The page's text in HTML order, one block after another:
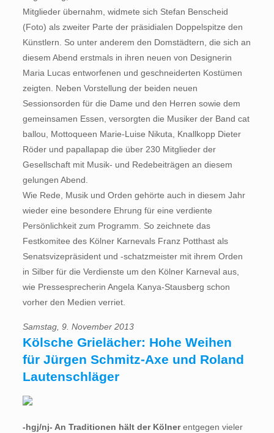
Mitglieder übernahm, widmete sich Stefan Benscheid
(Foto) als zweiter Parte der präsidialen Doppelspitze den
Künstlern. So unter anderem den Domstädtern, die sich an
diesem Abend erstmals in ihren neuen von Designerin
Maria Lucas entworfenen und geschneiderten Kostümen
zeigten. Neben Vorstellung der beiden neuen
Sessionsorden für die Dame und den Herren sowie dem
gemeinsamen Essen, versorgten die Musiker der Band cat
ballou, Mottoqueen Marie-Luise Nikuta, Knallkopp Dieter
Röder und papallapap die über 230 Mitglieder der
Gesellschaft mit Musik- und Redebeiträgen an diesem
gelungen Abend.
Wie Rede, Musik und Orden gehörte auch in diesem Jahr
wieder eine besondere Ehrung für eine verdiente
Persönlichkeit zum Programm. So zeichnete das
Festkomitee des Kölner Karnevals Franz Potthast als
Senatsvizepräsident und -schatzmeister mit ihrem Orden
in Silber für die Verdienste um den Kölner Karneval aus,
wie Pressesprecherin Angela Kanya-Stausberg schon
vorher den Medien verriet.
Samstag, 9. November 2013
Kölsche Grielächer: Hohe Weihen
für Jürgen Schmitz-Axe und Roland
Lautenschläger
-hgj/nj- An Traditionen hält der Kölnerentgegen vieler